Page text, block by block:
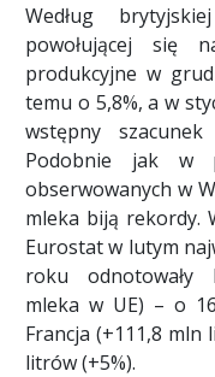
Według
powołującej się
produkcyjne w
temu o 5,8%, a w
wstępny
Podobnie jak w
obserwowanych w
mleka biją rekordy.
Eurostat w lutym
roku odnotowały
mleka w UE) – o
Francja (+111,8 mln
litrów (+5%).